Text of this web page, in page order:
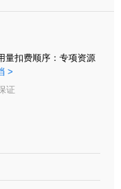
量扣费顺序：专项资源
>
证